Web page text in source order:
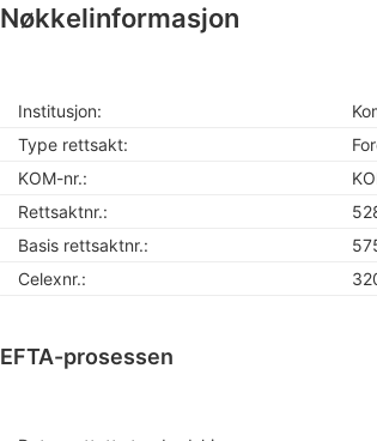
Nøkkelinformasjon
Institusjon:
Type rettsakt:
KOM-nr.:
Rettsaktnr.:
Basis rettsaktnr.:
Celexnr.:
EFTA-prosessen